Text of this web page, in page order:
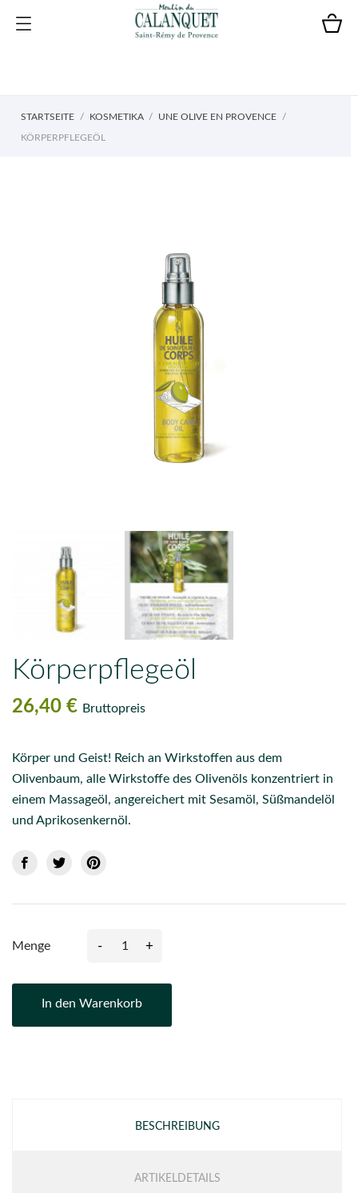
STARTSEITE KOSMETIKA UNE OLIVE EN PROVENCE
KÖRPERPFLEGEÖL
Körperpflegeöl
26,40 € Bruttopreis
Körper und Geist! Reich an Wirkstoffen aus dem
Olivenbaum, alle Wirkstoffe des Olivenöls konzentriert in
einem Massageöl, angereichert mit Sesamöl, Süßmandelöl
und Aprikosenkernöl.
Menge - +
In den Warenkorb
BESCHREIBUNG
ARTIKELDETAILS